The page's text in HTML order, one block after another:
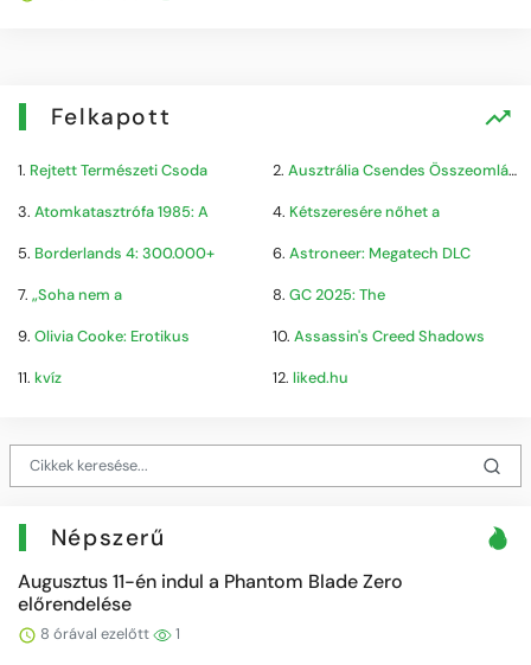
Felkapott
1. Rejtett Természeti Csoda 2. Ausztrália Csendes Összeomlása
3. Atomkatasztrófa 1985: A 4. Kétszeresére nőhet a
5. Borderlands 4: 300.000+ 6. Astroneer: Megatech DLC
7. „Soha nem a 8. GC 2025: The
9. Olivia Cooke: Erotikus 10. Assassin's Creed Shadows
11. kvíz 12. liked.hu
Népszerű
Augusztus 11-én indul a Phantom Blade Zero
előrendelése
8 órával ezelőtt 1